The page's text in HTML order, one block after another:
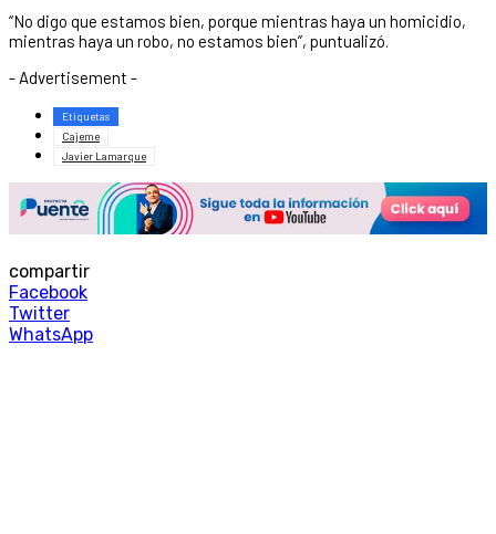
“No digo que estamos bien, porque mientras haya un homicidio,
mientras haya un robo, no estamos bien”, puntualizó.
- Advertisement -
Etiquetas
Cajeme
Javier Lamarque
compartir
Facebook
Twitter
WhatsApp